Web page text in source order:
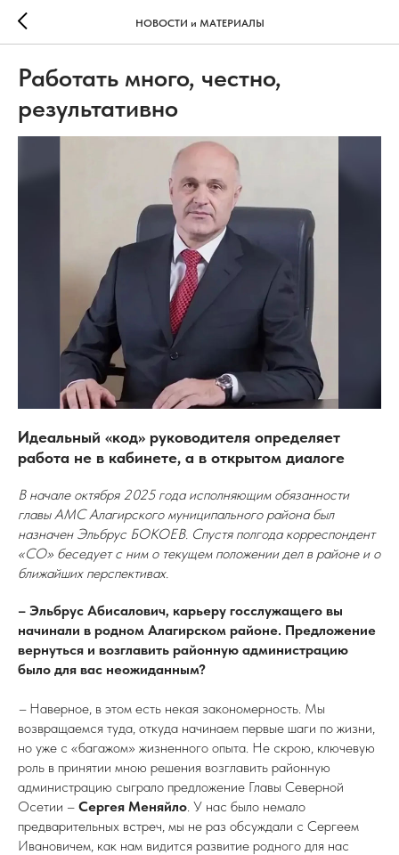
НОВОСТИ и МАТЕРИАЛЫ
Работать много, честно,
результативно
Идеальный «код» руководителя определяет
работа не в кабинете, а в открытом диалоге
В начале октября 2025 года исполняющим обязанности
главы АМС Алагирского муниципального района был
назначен Эльбрус БОКОЕВ. Спустя полгода корреспондент
«СО» беседует с ним о текущем положении дел в районе и о
ближайших перспективах.
– Эльбрус Абисалович, карьеру госслужащего вы
начинали в родном Алагирском районе. Предложение
вернуться и возглавить районную администрацию
было для вас неожиданным?
–Наверное, в этом есть некая закономерность. Мы
возвращаемся туда, откуда начинаем первые шаги по жизни,
но уже с «багажом» жизненного опыта. Не скрою, ключевую
роль в принятии мною решения возглавить районную
администрацию сыграло предложение Главы Северной
Осетии – Сергея Меняйло. У нас было немало
предварительных встреч, мы не раз обсуждали с Сергеем
Ивановичем, как нам видится развитие родного для нас